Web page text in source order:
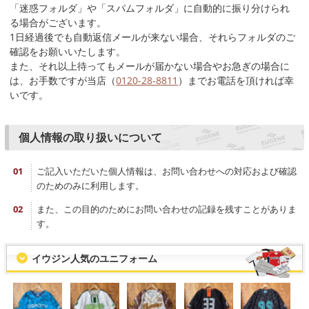
「迷惑フォルダ」や「スパムフォルダ」に自動的に振り分けられ
る場合がございます。
1日経過後でも自動返信メールが来ない場合、それらフォルダのご
確認をお願いいたします。
また、それ以上待ってもメールが届かない場合やお急ぎの場合に
は、お手数ですが当店（0120-28-8811 ）までお電話を頂ければ幸
いです。
個人情報の取り扱いについて
ご記入いただいた個人情報は、お問い合わせへの対応および確認
のためのみに利用します。
また、この目的のためにお問い合わせの記録を残すことがありま
す。
イウジン人気のユニフォーム